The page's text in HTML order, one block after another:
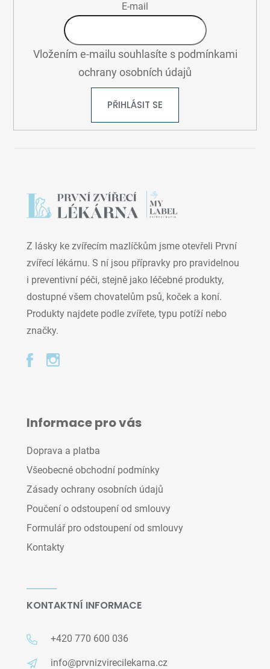
E-mail
Vložením e-mailu souhlasíte s podmínkami
ochrany osobních údajů
PŘIHLÁSIT SE
Z lásky ke zvířecím mazlíčkům jsme otevřeli První
zvířecí lékárnu. S ní jsou přípravky pro pravidelnou
i preventivní péči, stejně jako léčebné produkty,
dostupné všem chovatelům psů, koček a koní.
Produkty najdete podle zvířete, typu potíží nebo
značky.
Informace pro vás
Doprava a platba
Všeobecné obchodní podmínky
Zásady ochrany osobních údajů
Poučení o odstoupení od smlouvy
Formulář pro odstoupení od smlouvy
Kontakty
KONTAKTNÍ INFORMACE
+420 770 600 036
info@prvnizvirecilekarna.cz